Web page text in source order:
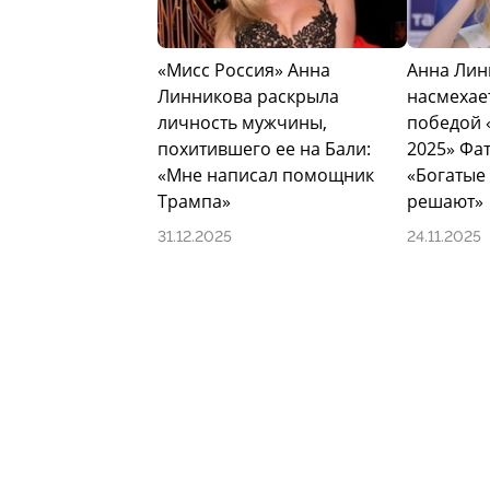
Образование
В 2017 году переехала в Санкт-
технологий управления и экономики
общественностью». Выбор
медийной среде. К июлю 2022 года
академический отпуск, поскольку
официальных мероприятиях и
что обучение планировала
«Мисс Россия» Анна
Линникова раскрыла
личность мужчины,
похитившего ее на Бали:
«Мне написал помощник
Трампа»
31.12.2025
Анна
победой
2025»
решают»
24.11.2025